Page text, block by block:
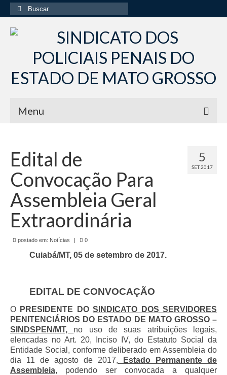
Buscar
por:
Menu
Institucional
Diretoria Sindsppen
Histórico do Sindsppen
Histórico do Sistema Penitenciário do Estado
Formulário de Requerimento Padrão Sindsppen
Tabela Salarial do Sistema Penitenciário
Serviços prestados pelo Sindicato dos
Servidores Penitenciários de Mato Grosso
Filie-se
Notícias Gerais
5
SET 2017
Edital de
Convocação Para
Assembleia Geral
Extraordinária
postado em: Notícias | 0
Cuiabá/MT, 05 de setembro de 2017.
EDITAL DE CONVOCAÇÃO
O PRESIDENTE DOSINDICATO DOS SERVIDORES
PENITENCIÁRIOS DO ESTADO DE MATO GROSSO –
SINDSPEN/MT, no uso de suas atribuições legais,
elencadas no Art. 20, Inciso IV, do Estatuto Social da
Entidade Social, conforme deliberado em Assembleia do
dia 11 de agosto de 2017, Estado Permanente de
Assembleia, podendo ser convocada a qualquer